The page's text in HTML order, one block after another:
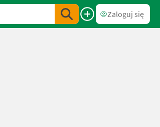
Zaloguj się